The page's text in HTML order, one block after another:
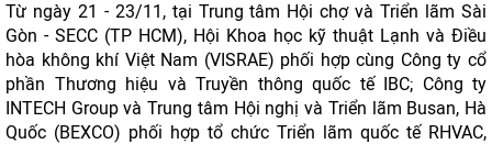
Từ ngày 21 - 23/11, tại Trung tâm Hội chợ và Triển lãm Sài
Gòn - SECC (TP HCM), Hội Khoa học kỹ thuật Lạnh và Điều
hòa không khí Việt Nam (VISRAE) phối hợp cùng Công ty cổ
phần Thương hiệu và Truyền thông quốc tế IBC; Công ty
INTECH Group và Trung tâm Hội nghị và Triển lãm Busan, Hà
Quốc (BEXCO) phối hợp tổ chức Triển lãm quốc tế RHVAC,